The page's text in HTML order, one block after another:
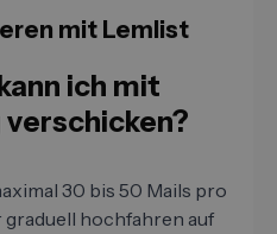
mit Lemlist
ich mit
30 bis 50 Mails pro
graduell hochfahren auf